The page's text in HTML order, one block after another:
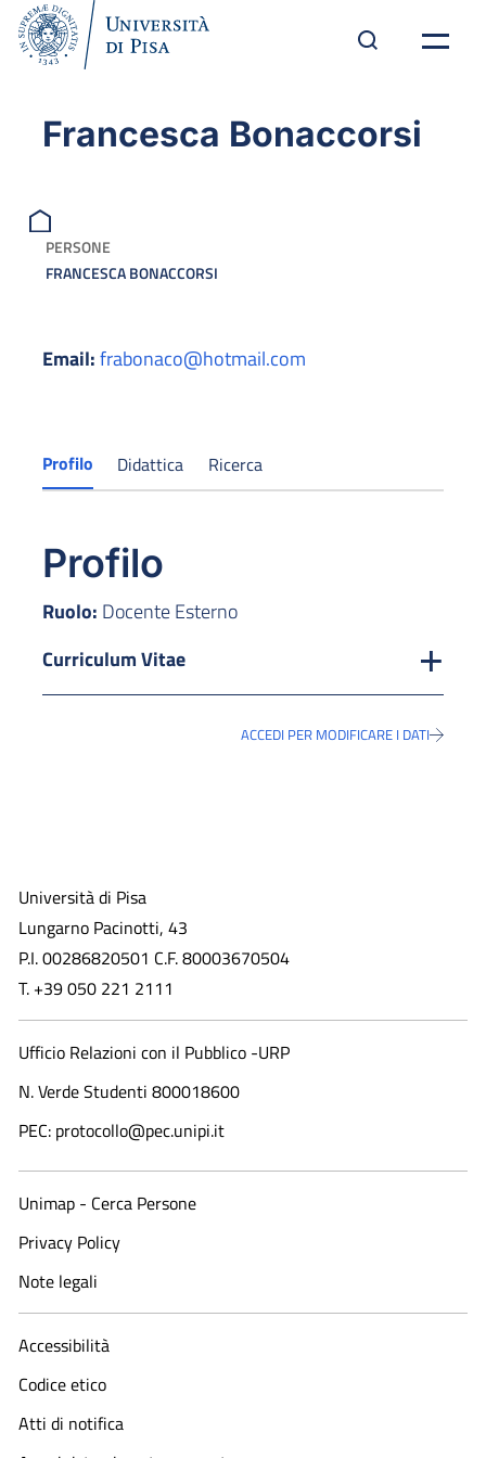
Francesca Bonaccorsi
PERSONE
FRANCESCA BONACCORSI
Email:frabonaco@hotmail.com
Profilo Didattica Ricerca
Profilo
Ruolo: Docente Esterno
Curriculum Vitae
ACCEDI PER MODIFICARE I DATI
Università di Pisa
Lungarno Pacinotti, 43
P.I. 00286820501 C.F. 80003670504
T. +39 050 221 2111
Ufficio Relazioni con il Pubblico -URP
N. Verde Studenti 800018600​
PEC: protocollo@pec.unipi.it
Unimap - Cerca Persone
Privacy Policy
Note legali
Accessibilità
Codice etico
Atti di notifica